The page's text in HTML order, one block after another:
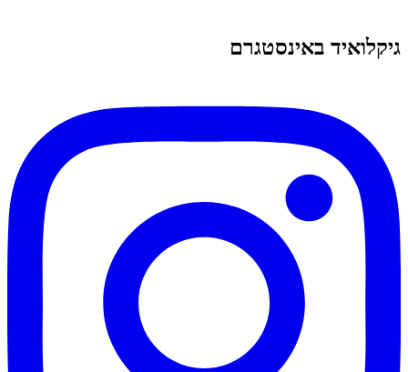
גיקלואיד באינסטגרם